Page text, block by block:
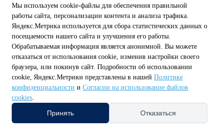
Новосибирская обл.
Омская обл.
Оренбургская обл.
Орловская обл.
Пензенская обл. Псковская обл.
Республика Мордовия Республика Мэрий Эл Республика
Татарстан Республика Чувашия Ростовская обл. Рязанская обл.
Самарская обл.
Санкт-Петербург
Саратовская обл.
Сахалинская обл. Свердловская обл. Смоленская обл.
Тамбовская обл.
Томская обл.
Тюменская обл.
Мы используем cookie-файлы для обеспечения правильной
работы сайта, персонализации контента и анализа трафика.
Яндекс.Метрика используется для сбора статистических данных о
посещаемости нашего сайта и улучшения его работы.
Обрабатываемая информация является анонимной. Вы можете
отказаться от использования cookie, изменив настройки своего
браузера, или покинув сайт. Подробности об использовании
cookie, Яндекс.Метрики представлены в нашей Политике
конфиденциальности и Согласии на использование файлов
cookies.
Принять Отказаться